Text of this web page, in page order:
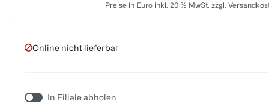
Preise in Euro inkl. 20 % MwSt. zzgl.
Online nicht lieferbar
In Filiale abholen